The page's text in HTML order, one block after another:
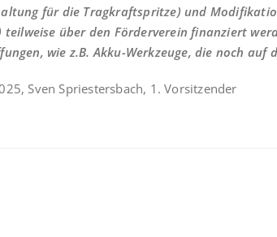
für die Tragkraftspritze) und
teilweise über den Förderverein finanziert
wie z.B. Akku-Werkzeuge, die noch
Sven Spriestersbach, 1. Vorsitzender